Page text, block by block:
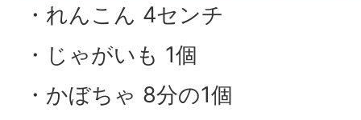
・れんこん 4センチ
・じゃがいも 1個
・かぼちゃ 8分の1個